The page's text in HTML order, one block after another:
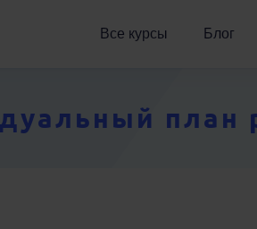
Все курсы Блог
план